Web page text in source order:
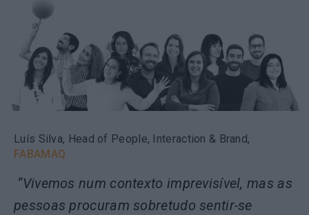
Luís Silva, Head of People, Interaction & Brand,
FABAMAQ
“Vivemos num contexto imprevisível, mas as
pessoas procuram sobretudo sentir-se